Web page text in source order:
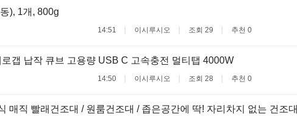
), 1개, 800g
14:51 이시루시오 조회 29 추천 0
로갭 납작 큐브 고용량 USB C 고속충전 멀티탭 4000W
14:50 이시루시오 조회 28 추천 0
매직 빨래건조대 / 원룸건조대 / 좁은공간에 딱! 자리차지 없는 건조대